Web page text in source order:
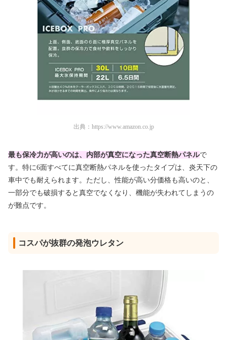
出典： https://www.amazon.co.jp
最も保冷力が高いのは、内部が真空になった真空断熱パネルで
す。特に6面すべてに真空断熱パネルを使ったタイプは、炎天下の
車中でも耐えられます。ただし、性能が高い分価格も高いのと、
一部分でも破損すると真空でなくなり、機能が失われてしまうの
が難点です。
コスパが抜群の発泡ウレタン